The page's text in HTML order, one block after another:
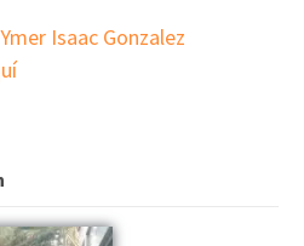
Ymer Isaac Gonzalez